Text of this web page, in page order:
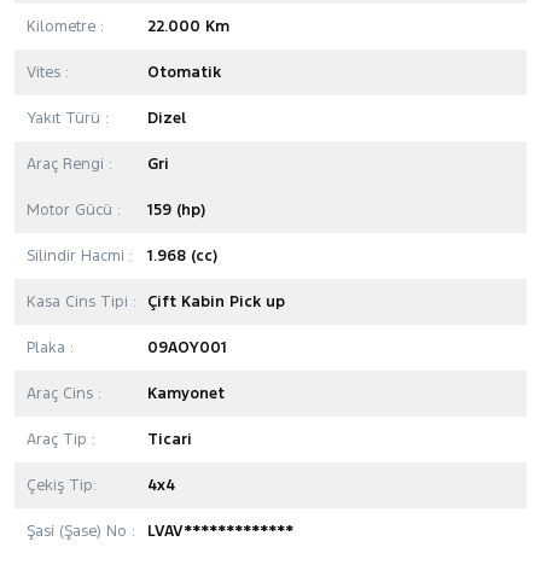
Kilometre : 22.000 Km
Vites : Otomatik
Yakıt Türü : Dizel
Araç Rengi : Gri
Motor Gücü : 159 (hp)
Silindir Hacmi : 1.968 (cc)
Kasa Cins Tipi : Çift Kabin Pick up
Plaka : 09AOY001
Araç Cins : Kamyonet
Araç Tip : Ticari
Çekiş Tip: 4x4
Şasi (Şase) No : LVAV*************